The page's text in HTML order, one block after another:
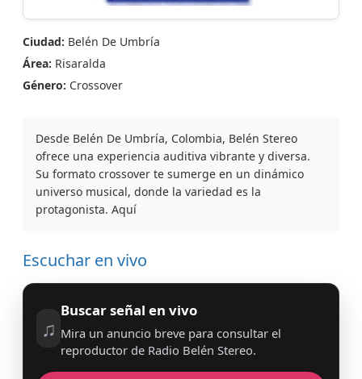
Ciudad: Belén De Umbría
Área: Risaralda
Género: Crossover
Desde Belén De Umbría, Colombia, Belén Stereo
ofrece una experiencia auditiva vibrante y diversa.
Su formato crossover te sumerge en un dinámico
universo musical, donde la variedad es la
protagonista. Aquí
Escuchar en vivo
♫
Buscar señal en vivo
Mira un anuncio breve para consultar el
reproductor de Radio Belén Stereo.